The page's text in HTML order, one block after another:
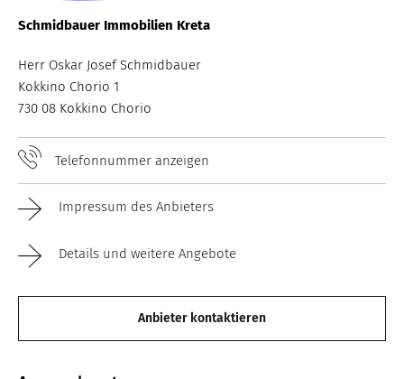
Schmidbauer Immobilien Kreta
Herr Oskar Josef Schmidbauer
Kokkino Chorio 1
730 08 Kokkino Chorio
Telefonnummer anzeigen
Impressum des Anbieters
Details und weitere Angebote
Anbieter kontaktieren